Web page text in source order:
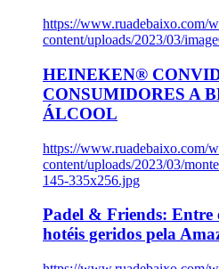
https://www.ruadebaixo.com/
content/uploads/2023/03/
HEINEKEN®
CONSUMIDORES A
ÁLCOOL
https://www.ruadebaixo.com/
content/uploads/2023/03/
145-335x256.jpg
Padel & Friends: Entre
hotéis geridos pela